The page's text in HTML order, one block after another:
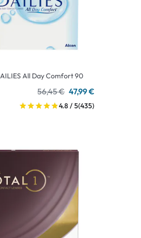
All Day Comfort 90
56,45 € 47,99 €
4.8 / 5(435)